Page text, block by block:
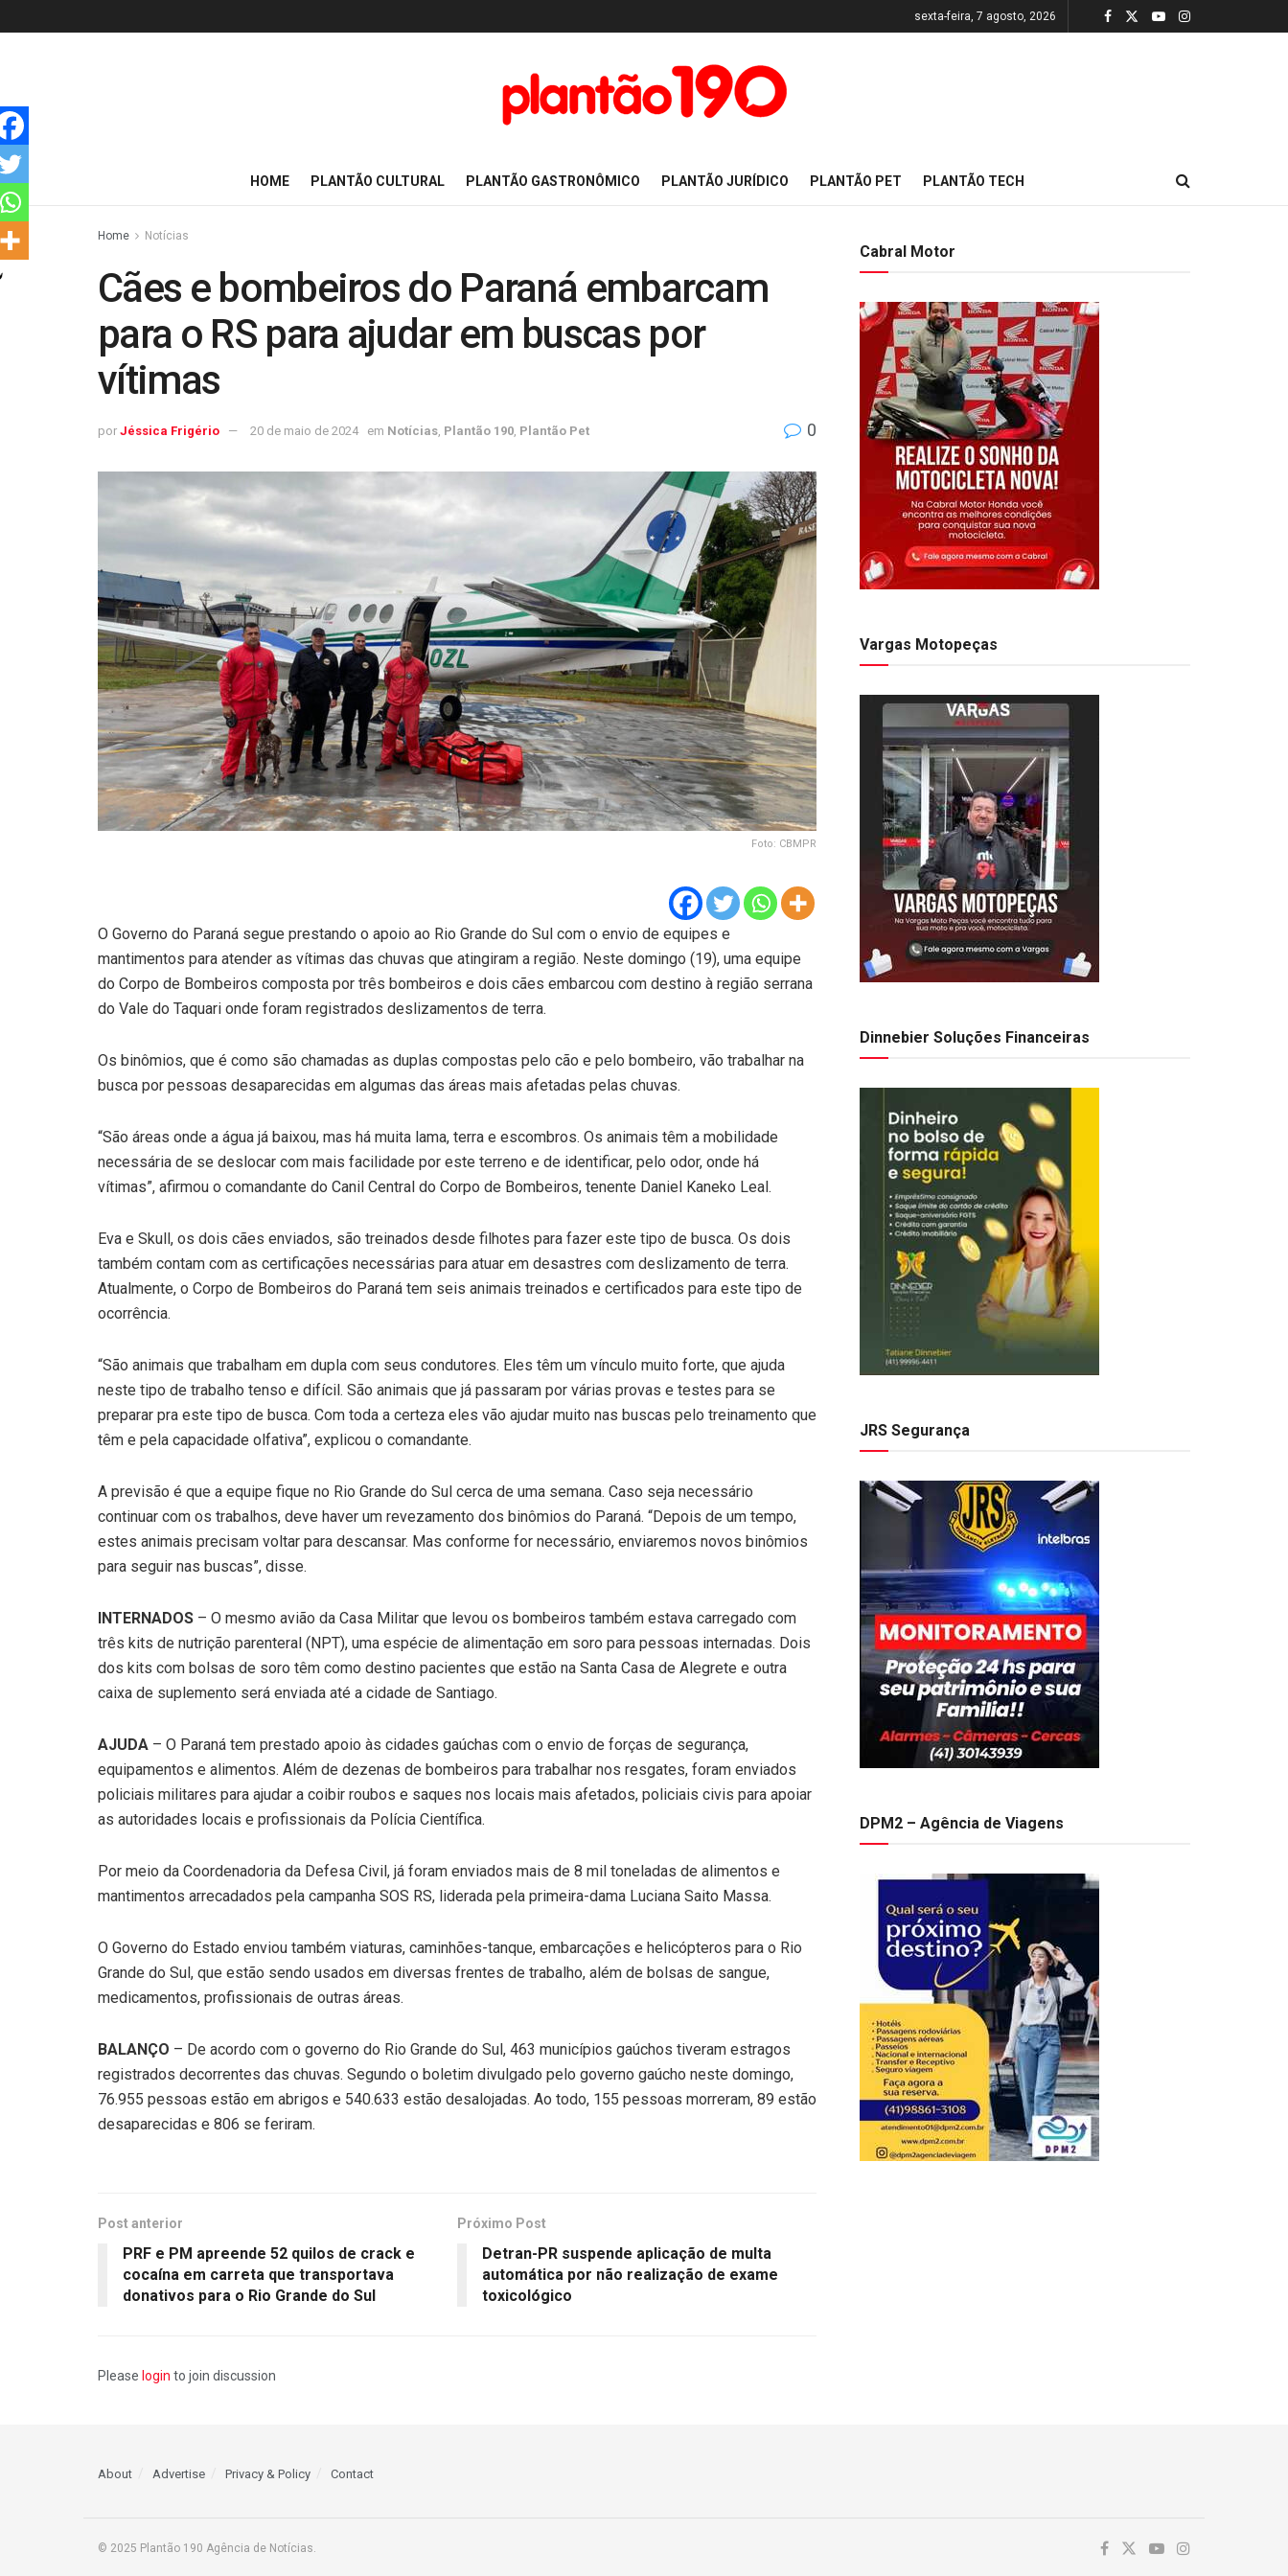
sexta-feira, 7 agosto, 2026
HOME PLANTÃO CULTURAL PLANTÃO GASTRONÔMICO PLANTÃO JURÍDICO PLANTÃO PET PLANTÃO TECH
Home Notícias
Cães e bombeiros do Paraná embarcam
para o RS para ajudar em buscas por
vítimas
por Jéssica Frigério 20 de maio de 2024 em Notícias Plantão 190 Plantão Pet 0
Foto: CBMPR
O Governo do Paraná segue prestando o apoio ao Rio Grande do Sul com o envio de equipes e
mantimentos para atender as vítimas das chuvas que atingiram a região. Neste domingo (19), uma equipe
do Corpo de Bombeiros composta por três bombeiros e dois cães embarcou com destino à região serrana
do Vale do Taquari onde foram registrados deslizamentos de terra.
Os binômios, que é como são chamadas as duplas compostas pelo cão e pelo bombeiro, vão trabalhar na
busca por pessoas desaparecidas em algumas das áreas mais afetadas pelas chuvas.
“São áreas onde a água já baixou, mas há muita lama, terra e escombros. Os animais têm a mobilidade
necessária de se deslocar com mais facilidade por este terreno e de identificar, pelo odor, onde há
vítimas”, afirmou o comandante do Canil Central do Corpo de Bombeiros, tenente Daniel Kaneko Leal.
Eva e Skull, os dois cães enviados, são treinados desde filhotes para fazer este tipo de busca. Os dois
também contam com as certificações necessárias para atuar em desastres com deslizamento de terra.
Atualmente, o Corpo de Bombeiros do Paraná tem seis animais treinados e certificados para este tipo de
ocorrência.
“São animais que trabalham em dupla com seus condutores. Eles têm um vínculo muito forte, que ajuda
neste tipo de trabalho tenso e difícil. São animais que já passaram por várias provas e testes para se
preparar pra este tipo de busca. Com toda a certeza eles vão ajudar muito nas buscas pelo treinamento que
têm e pela capacidade olfativa”, explicou o comandante.
A previsão é que a equipe fique no Rio Grande do Sul cerca de uma semana. Caso seja necessário
continuar com os trabalhos, deve haver um revezamento dos binômios do Paraná. “Depois de um tempo,
estes animais precisam voltar para descansar. Mas conforme for necessário, enviaremos novos binômios
para seguir nas buscas”, disse.
INTERNADOS – O mesmo avião da Casa Militar que levou os bombeiros também estava carregado com
três kits de nutrição parenteral (NPT), uma espécie de alimentação em soro para pessoas internadas. Dois
dos kits com bolsas de soro têm como destino pacientes que estão na Santa Casa de Alegrete e outra
caixa de suplemento será enviada até a cidade de Santiago.
AJUDA – O Paraná tem prestado apoio às cidades gaúchas com o envio de forças de segurança,
equipamentos e alimentos. Além de dezenas de bombeiros para trabalhar nos resgates, foram enviados
policiais militares para ajudar a coibir roubos e saques nos locais mais afetados, policiais civis para apoiar
as autoridades locais e profissionais da Polícia Científica.
Por meio da Coordenadoria da Defesa Civil, já foram enviados mais de 8 mil toneladas de alimentos e
mantimentos arrecadados pela campanha SOS RS, liderada pela primeira-dama Luciana Saito Massa.
O Governo do Estado enviou também viaturas, caminhões-tanque, embarcações e helicópteros para o Rio
Grande do Sul, que estão sendo usados em diversas frentes de trabalho, além de bolsas de sangue,
medicamentos, profissionais de outras áreas.
BALANÇO – De acordo com o governo do Rio Grande do Sul, 463 municípios gaúchos tiveram estragos
registrados decorrentes das chuvas. Segundo o boletim divulgado pelo governo gaúcho neste domingo,
76.955 pessoas estão em abrigos e 540.633 estão desalojadas. Ao todo, 155 pessoas morreram, 89 estão
desaparecidas e 806 se feriram.
Post anterior
PRF e PM apreende 52 quilos de crack e
cocaína em carreta que transportava
donativos para o Rio Grande do Sul
Próximo Post
Detran-PR suspende aplicação de multa
automática por não realização de exame
toxicológico
Please login to join discussion
Cabral Motor
Vargas Motopeças
Dinnebier Soluções Financeiras
JRS Segurança
DPM2 – Agência de Viagens
About Advertise Privacy & Policy Contact
© 2025 Plantão 190 Agência de Notícias.